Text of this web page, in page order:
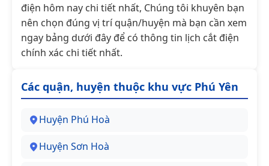
điện hôm nay chi tiết nhất, Chúng tôi khuyên bạn
nên chọn đúng vị trí quận/huyện mà bạn cần xem
ngay bảng dưới đây để có thông tin lịch cắt điện
chính xác chi tiết nhất.
Các quận, huyện thuộc khu vực Phú Yên
Huyện Phú Hoà
Huyện Sơn Hoà